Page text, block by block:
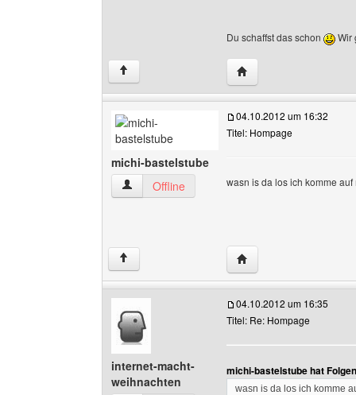
Du schaffst das schon Wir
↑ Website dieses
michi-bastelstube
michi-bastelstube Benutzer-Profile anzeigen
Offline
04.10.2012 um 16:32
Titel: Hompage
wasn is da los ich komme
↑ Website dieses
internet-macht-
weihnachten
04.10.2012 um 16:35
Titel: Re: Hompage
michi-bastelstube hat
wasn is da los ich komme